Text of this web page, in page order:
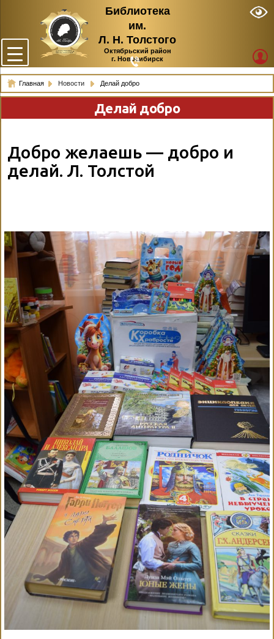
Библиотека
им.
Л. Н. Толстого
Октябрьский район
г. Новосибирск
Главная Новости Делай добро
Делай добро
Добро желаешь — добро и
делай. Л. Толстой